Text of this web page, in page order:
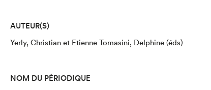
AUTEUR(S)
Yerly, Christian et Etienne Tomasini, Delphine (éds)
NOM DU PÉRIODIQUE